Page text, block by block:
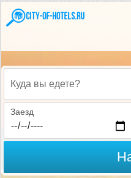
Куда вы едете?
Заезд